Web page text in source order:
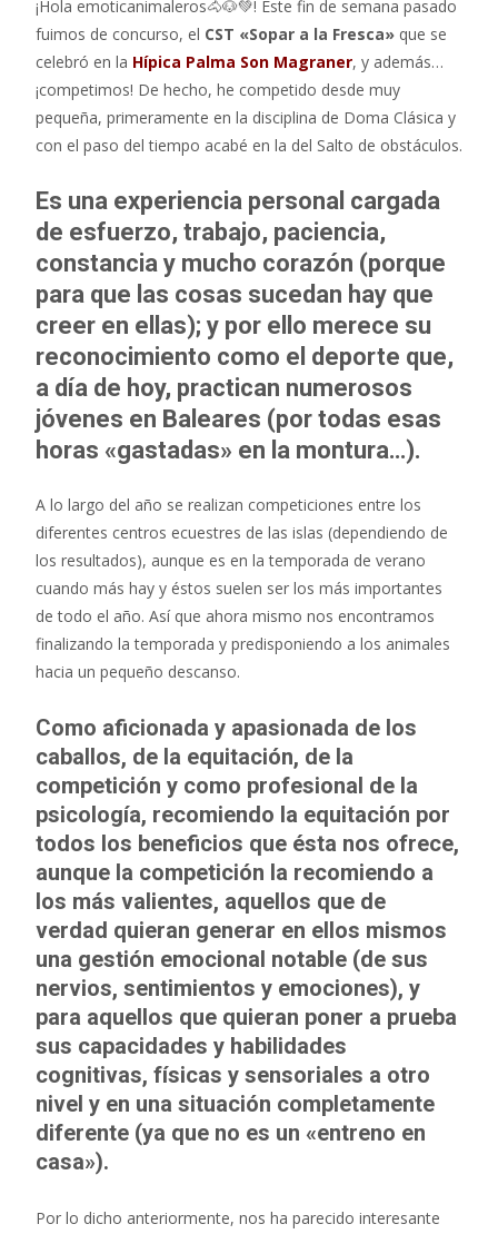
e
b
o
o
k
itt
er
at
s
A
p
p
¡Hola emoticanimaleros🐴🐶💚! Este fin de semana pasado
fuimos de concurso, el CST «Sopar a la Fresca» que se
celebró en la Hípica Palma Son Magraner, y además…
¡competimos! De hecho, he competido desde muy
pequeña, primeramente en la disciplina de Doma Clásica y
con el paso del tiempo acabé en la del Salto de obstáculos.
Es una experiencia personal cargada
de esfuerzo, trabajo, paciencia,
constancia y mucho corazón (porque
para que las cosas sucedan hay que
creer en ellas); y por ello merece su
reconocimiento como el deporte que,
a día de hoy, practican numerosos
jóvenes en Baleares (por todas esas
horas «gastadas» en la montura…).
A lo largo del año se realizan competiciones entre los
diferentes centros ecuestres de las islas (dependiendo de
los resultados), aunque es en la temporada de verano
cuando más hay y éstos suelen ser los más importantes
de todo el año. Así que ahora mismo nos encontramos
finalizando la temporada y predisponiendo a los animales
hacia un pequeño descanso.
Como aficionada y apasionada de los
caballos, de la equitación, de la
competición y como profesional de la
psicología, recomiendo la equitación por
todos los beneficios que ésta nos ofrece,
aunque la competición la recomiendo a
los más valientes, aquellos que de
verdad quieran generar en ellos mismos
una gestión emocional notable (de sus
nervios, sentimientos y emociones), y
para aquellos que quieran poner a prueba
sus capacidades y habilidades
cognitivas, físicas y sensoriales a otro
nivel y en una situación completamente
diferente (ya que no es un «entreno en
casa»).
Por lo dicho anteriormente, nos ha parecido interesante